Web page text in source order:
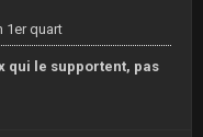
1er quart
qui le supportent, pas